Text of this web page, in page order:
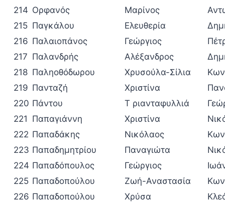
214 Ορφανός Μαρίνος
215 Παγκάλου Ελευθερία
216 Παλαιοπάνος Γεώργιος
217 Παλανδρής Αλέξανδρος
218 Παληοθόδωρου Χρυσούλα-Σίλια
219 Πανταζή Χριστίνα
220 Πάντου Τ ριανταφυλλιά
221 Παπαγιάννη Χριστίνα
222 Παπαδάκης Νικόλαος
223 Παπαδημητρίου Παναγιώτα
224 Παπαδόπουλος Γεώργιος
225 Παπαδοπούλου Ζωή-Αναστασία
226 Παπαδοπούλου Χρύσα